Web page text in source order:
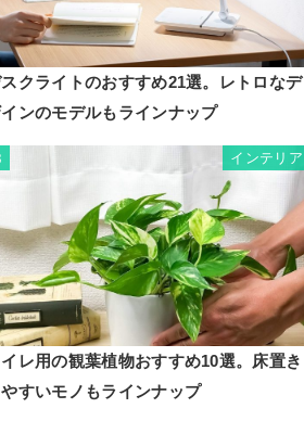
クライトのおすすめ21選。レトロなデ
ンのモデルもラインナップ
インテリア
レ用の観葉植物おすすめ10選。床置き
すいモノもラインナップ